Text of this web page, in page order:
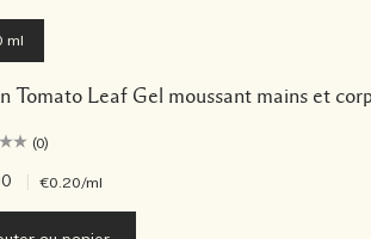
ml
Tomato Leaf Gel moussant mains et
(0)
€0.20/ml